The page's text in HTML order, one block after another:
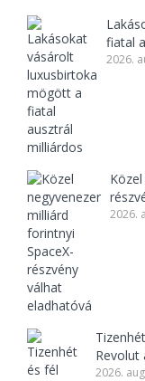
fiatal
2026.
2026.
Revolut
2026.